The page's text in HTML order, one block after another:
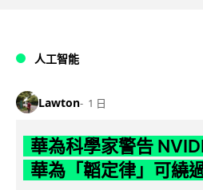
人工智能
Lawton 1 日
華為科學家警告
華為「韜定律」可繞